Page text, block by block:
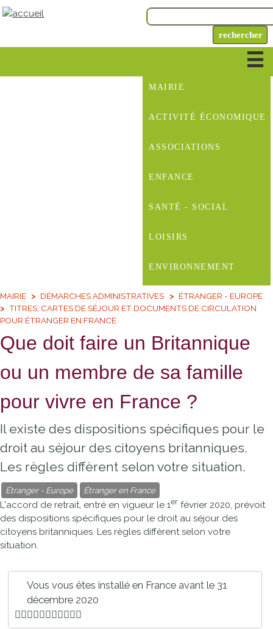
MAIRIE
ACTIVITÉ ÉCONOMIQUE
ASSOCIATIONS
ENFANCE
SANTÉ - SOCIAL
LOISIRS
ENVIRONNEMENT
MAIRIE DÉMARCHES ADMINISTRATIVES
ÉTRANGER - EUROPE
TITRES, CARTES DE SÉJOUR ET DOCUMENTS DE CIRCULATION
POUR ÉTRANGER EN FRANCE
Que doit faire un Britannique
ou un membre de sa famille
pour vivre en France ?
Il existe des dispositions spécifiques pour le
droit au séjour des citoyens britanniques.
Les règles diffèrent selon votre situation.
Étranger - Europe Étranger en France
L'accord de retrait, entré en vigueur le 1er février 2020, prévoit
des dispositions spécifiques pour le droit au séjour des
citoyens britanniques. Les règles diffèrent selon votre
situation.
Vous vous êtes installé en France avant le 31
décembre 2020